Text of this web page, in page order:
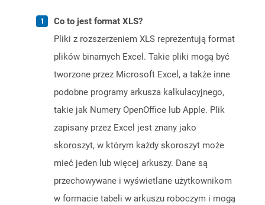
Co to jest format XLS?
Pliki z rozszerzeniem XLS reprezentują format
plików binarnych Excel. Takie pliki mogą być
tworzone przez Microsoft Excel, a także inne
podobne programy arkusza kalkulacyjnego,
takie jak Numery OpenOffice lub Apple. Plik
zapisany przez Excel jest znany jako
skoroszyt, w którym każdy skoroszyt może
mieć jeden lub więcej arkuszy. Dane są
przechowywane i wyświetlane użytkownikom
w formacie tabeli w arkuszu roboczym i mogą